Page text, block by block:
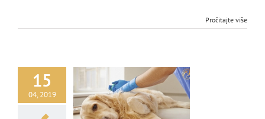
Pročitajte više
15
04, 2019